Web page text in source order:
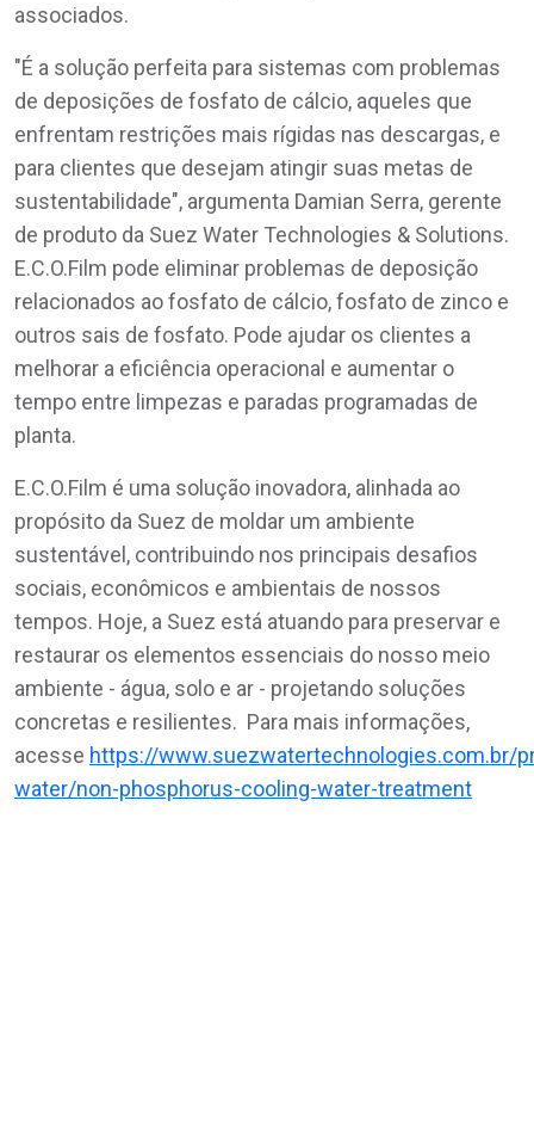
associados.
"É a solução perfeita para sistemas com problemas
de deposições de fosfato de cálcio, aqueles que
enfrentam restrições mais rígidas nas descargas, e
para clientes que desejam atingir suas metas de
sustentabilidade", argumenta Damian Serra, gerente
de produto da Suez Water Technologies & Solutions.
E.C.O.Film pode eliminar problemas de deposição
relacionados ao fosfato de cálcio, fosfato de zinco e
outros sais de fosfato. Pode ajudar os clientes a
melhorar a eficiência operacional e aumentar o
tempo entre limpezas e paradas programadas de
planta.
E.C.O.Film é uma solução inovadora, alinhada ao
propósito da Suez de moldar um ambiente
sustentável, contribuindo nos principais desafios
sociais, econômicos e ambientais de nossos
tempos. Hoje, a Suez está atuando para preservar e
restaurar os elementos essenciais do nosso meio
ambiente - água, solo e ar - projetando soluções
concretas e resilientes. Para mais informações,
acesse https://www.suezwatertechnologies.com.br/
water/non-phosphorus-cooling-water-treatment